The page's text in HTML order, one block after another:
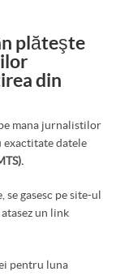
plăteşte
din
mana jurnalistilor
exactitate datele
se gasesc pe site-ul
un link
pentru luna